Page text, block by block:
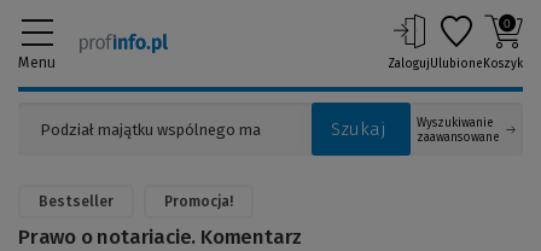
Menu
Szukaj
Wyszukiwanie
zaawansowane
ZalogujUlubione
0
Koszyk
Bestseller Promocja!
Prawo o notariacie. Komentarz